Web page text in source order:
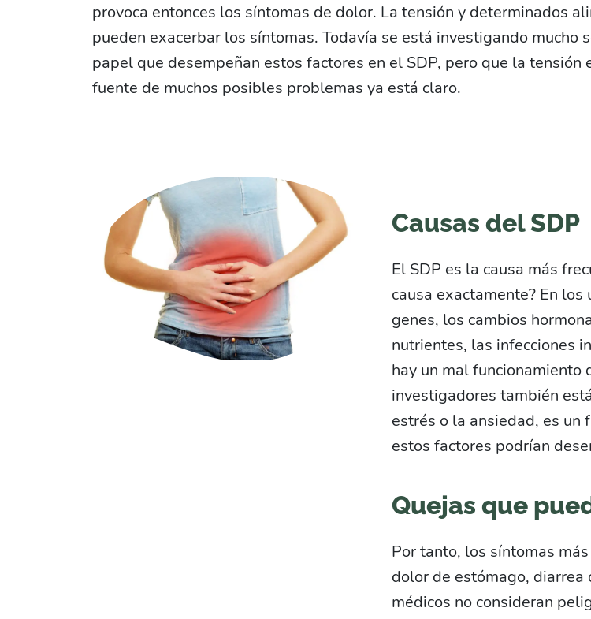
provoca entonces los síntomas de dolor. La tensión y determinados
pueden exacerbar los síntomas. Todavía se está investigando mucho
papel que desempeñan estos factores en el SDP, pero que la tensión
fuente de muchos posibles problemas ya está claro.
Causas del SDP
El SDP es la causa más
causa exactamente? En
genes, los cambios
nutrientes, las infecciones
hay un mal funcionamiento
investigadores también
estrés o la ansiedad, es un
estos factores podrían
Quejas que
Por tanto, los síntomas
dolor de estómago, diarrea
médicos no consideran